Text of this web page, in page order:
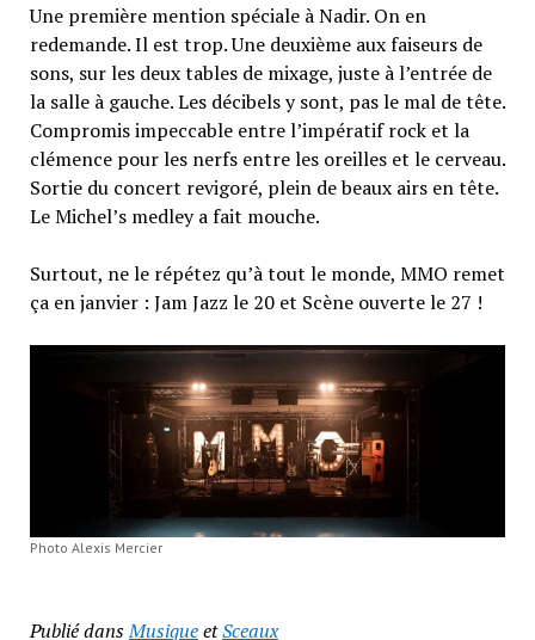
Une première mention spéciale à Nadir. On en
redemande. Il est trop. Une deuxième aux faiseurs de
sons, sur les deux tables de mixage, juste à l’entrée de
la salle à gauche. Les décibels y sont, pas le mal de tête.
Compromis impeccable entre l’impératif rock et la
clémence pour les nerfs entre les oreilles et le cerveau.
Sortie du concert revigoré, plein de beaux airs en tête.
Le Michel’s medley a fait mouche.
Surtout, ne le répétez qu’à tout le monde, MMO remet
ça en janvier : Jam Jazz le 20 et Scène ouverte le 27 !
Photo Alexis Mercier
Publié dansMusiqueetSceaux